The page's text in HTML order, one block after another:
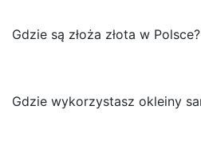
Gdzie są złoża złota w
Gdzie wykorzystasz okleiny